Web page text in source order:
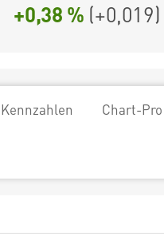
+0,38 % (+0,019)
Chart-Pro